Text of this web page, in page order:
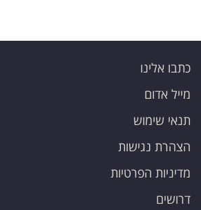
כתבו אלינו
מייל אדום
תנאי שימוש
הצהרת נגישות
מדיניות הפרטיות
דרושים